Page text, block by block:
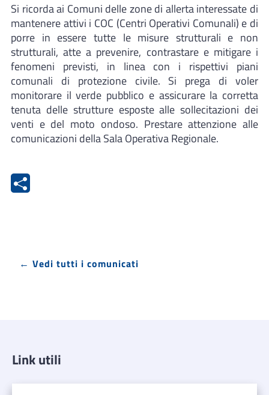
Si ricorda ai Comuni delle zone di allerta interessate di
mantenere attivi i COC (Centri Operativi Comunali) e di
porre in essere tutte le misure strutturali e non
strutturali, atte a prevenire, contrastare e mitigare i
fenomeni previsti, in linea con i rispettivi piani
comunali di protezione civile. Si prega di voler
monitorare il verde pubblico e assicurare la corretta
tenuta delle strutture esposte alle sollecitazioni dei
venti e del moto ondoso. Prestare attenzione alle
comunicazioni della Sala Operativa Regionale.
← Vedi tutti i comunicati
Link utili